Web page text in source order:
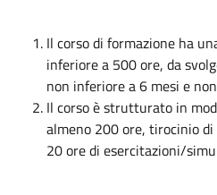
Il corso di formazione ha
inferiore a 500 ore, da
non inferiore a 6 mesi e
Il corso è strutturato in
almeno 200 ore, tirocinio
20 ore di esercitazioni/